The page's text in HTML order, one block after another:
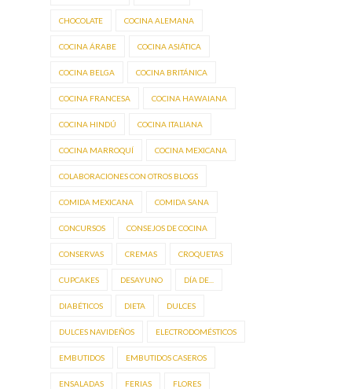
CHOCOLATE COCINA ALEMANA
COCINA ÁRABE COCINA ASIÁTICA
COCINA BELGA COCINA BRITÁNICA
COCINA FRANCESA COCINA HAWAIANA
COCINA HINDÚ COCINA ITALIANA
COCINA MARROQUÍ COCINA MEXICANA
COLABORACIONES CON OTROS BLOGS
COMIDA MEXICANA COMIDA SANA
CONCURSOS CONSEJOS DE COCINA
CONSERVAS CREMAS CROQUETAS
CUPCAKES DESAYUNO DÍA DE...
DIABÉTICOS DIETA DULCES
DULCES NAVIDEÑOS ELECTRODOMÉSTICOS
EMBUTIDOS EMBUTIDOS CASEROS
ENSALADAS FERIAS FLORES